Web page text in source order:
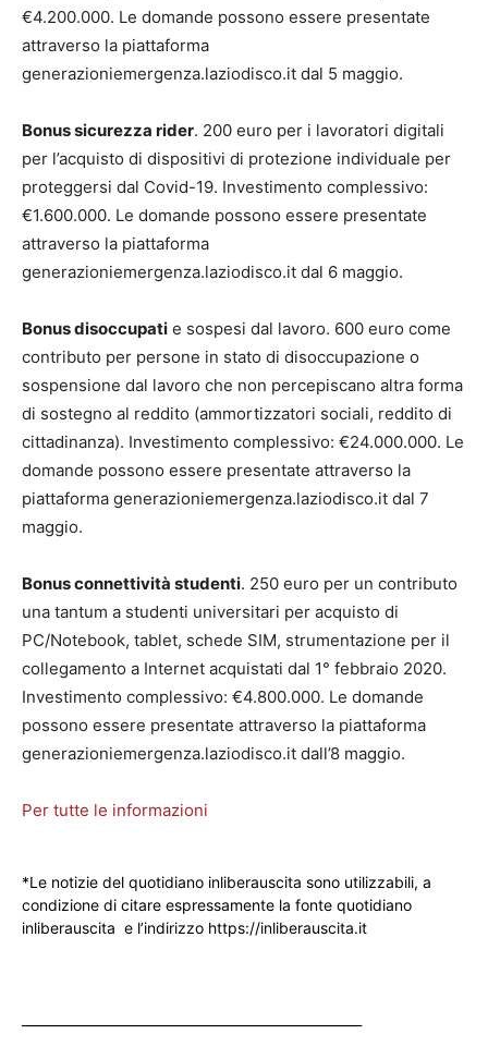
€4.200.000. Le domande possono essere presentate
attraverso la piattaforma
generazioniemergenza.laziodisco.it dal 5 maggio.
Bonus sicurezza rider. 200 euro per i lavoratori digitali
per l’acquisto di dispositivi di protezione individuale per
proteggersi dal Covid-19. Investimento complessivo:
€1.600.000. Le domande possono essere presentate
attraverso la piattaforma
generazioniemergenza.laziodisco.it dal 6 maggio.
Bonus disoccupati e sospesi dal lavoro. 600 euro come
contributo per persone in stato di disoccupazione o
sospensione dal lavoro che non percepiscano altra forma
di sostegno al reddito (ammortizzatori sociali, reddito di
cittadinanza). Investimento complessivo: €24.000.000. Le
domande possono essere presentate attraverso la
piattaforma generazioniemergenza.laziodisco.it dal 7
maggio.
Bonus connettività studenti. 250 euro per un contributo
una tantum a studenti universitari per acquisto di
PC/Notebook, tablet, schede SIM, strumentazione per il
collegamento a Internet acquistati dal 1° febbraio 2020.
Investimento complessivo: €4.800.000. Le domande
possono essere presentate attraverso la piattaforma
generazioniemergenza.laziodisco.it dall’8 maggio.
Per tutte le informazioni
*Le notizie del quotidiano inliberauscita sono utilizzabili, a
condizione di citare espressamente la fonte quotidiano
inliberauscita e l’indirizzo https://inliberauscita.it